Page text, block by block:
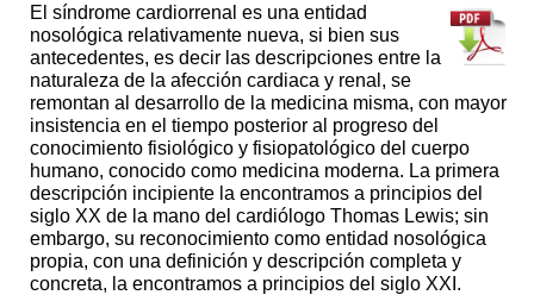
El síndrome cardiorrenal es una entidad
nosológica relativamente nueva, si bien sus
antecedentes, es decir las descripciones entre la
naturaleza de la afección cardiaca y renal, se
remontan al desarrollo de la medicina misma, con mayor
insistencia en el tiempo posterior al progreso del
conocimiento fisiológico y fisiopatológico del cuerpo
humano, conocido como medicina moderna. La primera
descripción incipiente la encontramos a principios del
siglo XX de la mano del cardiólogo Thomas Lewis; sin
embargo, su reconocimiento como entidad nosológica
propia, con una definición y descripción completa y
concreta, la encontramos a principios del siglo XXI.